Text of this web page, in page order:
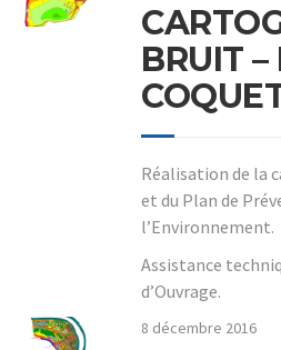
BRUIT
Réalisation de la
et du Plan de
l’Environnement.
Assistance
d’Ouvrage.
8 décembre 2016